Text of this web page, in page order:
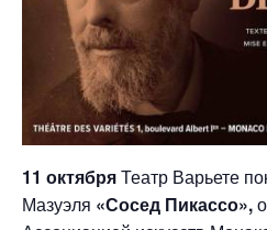
11 октябряТеатр Варьете
Мазуэля «Сосед Пикассо»,